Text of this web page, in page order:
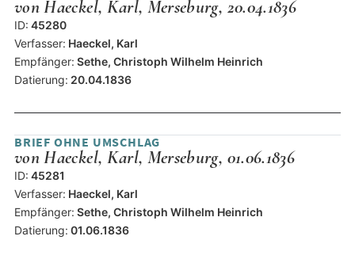
von Haeckel, Karl, Merseburg, 20.04.1836
ID: 45280
Verfasser: Haeckel, Karl
Empfänger: Sethe, Christoph Wilhelm Heinrich
Datierung: 20.04.1836
BRIEF OHNE UMSCHLAG
von Haeckel, Karl, Merseburg, 01.06.1836
ID: 45281
Verfasser: Haeckel, Karl
Empfänger: Sethe, Christoph Wilhelm Heinrich
Datierung: 01.06.1836